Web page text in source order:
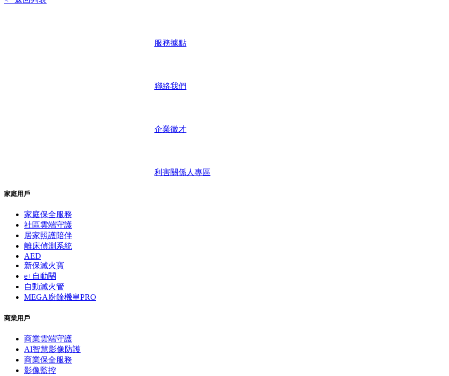
服務據點
聯絡我們
企業徵才
利害關係人專區
家庭用戶
家庭保全服務
社區雲端守護
居家照護陪伴
離床偵測系統
AED
新保滅火寶
e+自動關
自動滅火管
MEGA廚餘機皇PRO
商業用戶
商業雲端守護
AI智慧影像防護
商業保全服務
影像監控